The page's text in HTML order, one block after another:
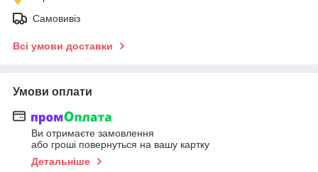
Самовивіз
Всі умови доставки
Умови оплати
Ви отримаєте замовлення
або гроші повернуться на вашу картку
Детальніше